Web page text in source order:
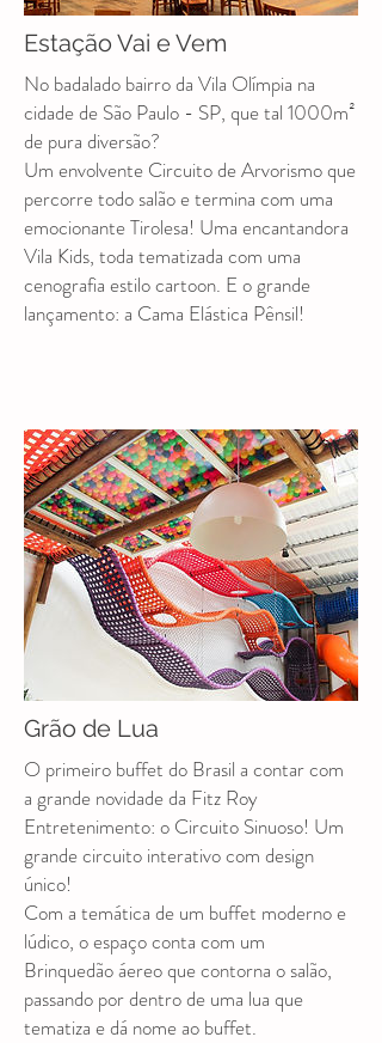
Estação Vai e Vem
No badalado bairro da Vila Olímpia na
cidade de São Paulo - SP, que tal 1000m²
de pura diversão?
Um envolvente Circuito de Arvorismo que
percorre todo salão e termina com uma
emocionante Tirolesa! Uma encantandora
Vila Kids, toda tematizada com uma
cenografia estilo cartoon. E o grande
lançamento: a Cama Elástica Pênsil!
Grão de Lua
O primeiro buffet do Brasil a contar com
a grande novidade da Fitz Roy
Entretenimento: o Circuito Sinuoso! Um
grande circuito interativo com design
único!
Com a temática de um buffet moderno e
lúdico, o espaço conta com um
Brinquedão áereo que contorna o salão,
passando por dentro de uma lua que
tematiza e dá nome ao buffet.